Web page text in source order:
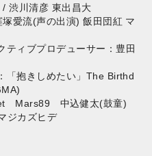
渋川清彦 東出昌大
愛流(声の出演) 飯田団紅 マ
ティブプロデューサー：豊田
「抱きしめたい」The Birthd
Mars89 中込健太(鼓童)
ジカズヒデ